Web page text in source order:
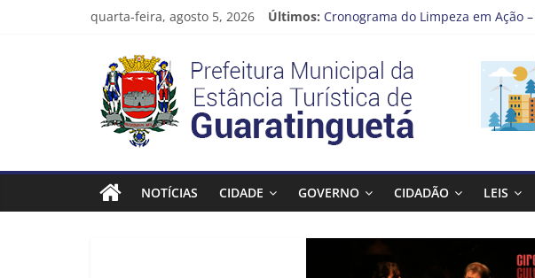
quarta-feira, agosto 5, 2026 Últimos: Cronograma do Limpeza em Ação
Vem conferir como nossos alunos
CRONOGRAMA DE LAVAGEM E
Guaratinguetá se destaca em
Prefeitura
Estância
Turística
Guaratinguetá
NOTÍCIAS CIDADE GOVERNO CIDADÃO LEIS